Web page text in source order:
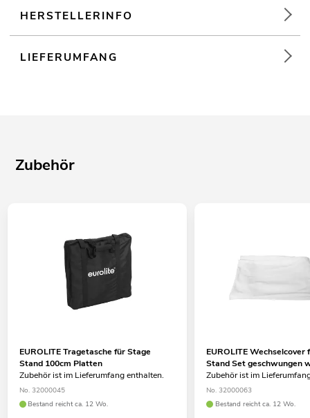
HERSTELLERINFO
LIEFERUMFANG
Zubehör
EUROLITE Tragetasche für Stage
Stand 100cm Platten
Zubehör ist im Lieferumfang enthalten.
No. 32000045
Bestand reicht ca. 12 Wo.
EUROLITE Wechselcover
Stand Set geschwungen
Zubehör ist im
No. 32000063
Bestand reicht ca. 12 Wo.